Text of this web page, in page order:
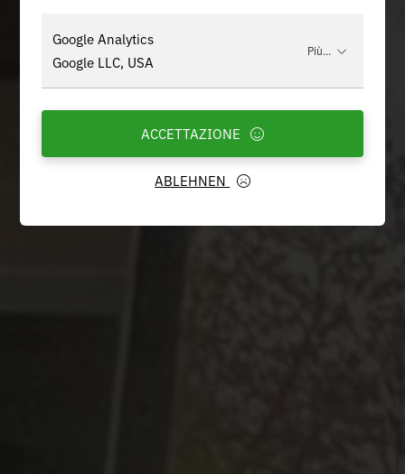
Google Analytics
Google LLC, USA
Più...
ABLEHNEN
ACCETTAZIONE